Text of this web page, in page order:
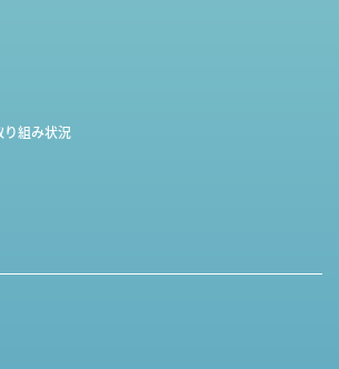
り組み状況